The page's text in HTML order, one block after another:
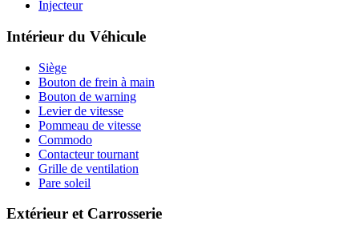
Injecteur
Intérieur du Véhicule
Siège
Bouton de frein à main
Bouton de warning
Levier de vitesse
Pommeau de vitesse
Commodo
Contacteur tournant
Grille de ventilation
Pare soleil
Extérieur et Carrosserie